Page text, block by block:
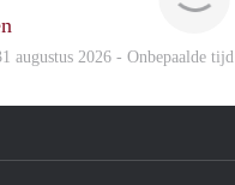
augustus 2026 - Onbepaalde tijd